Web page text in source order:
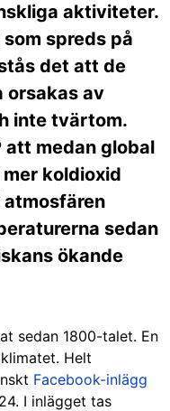
aktiviteter.
spreds på
det att de
orsakas av
inte tvärtom.
att medan global
koldioxid
sedan
ökande
sedan 1800-talet. En
Helt
Facebook-inlägg
I inlägget tas